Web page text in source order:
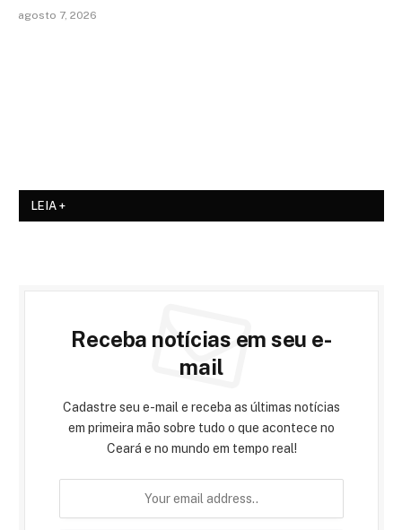
agosto 7, 2026
LEIA +
Receba notícias em seu e-
mail
Cadastre seu e-mail e receba as últimas notícias
em primeira mão sobre tudo o que acontece no
Ceará e no mundo em tempo real!